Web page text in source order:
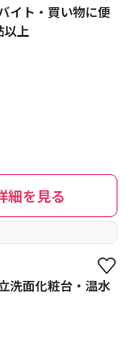
イト・買い物に便
以上
細を見る
洗面化粧台・温水